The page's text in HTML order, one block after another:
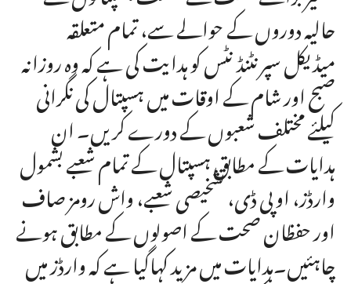
حالیہ دوروں کے حوالے سے، تمام متعلقہ
میڈیکل سپرنٹنڈنٹس کو ہدایت کی ہے کہ وہ روزانہ
صبح اور شام کے اوقات میں ہسپتال کی نگرانی
کیلئے مختلف شعبوں کے دورے کریں۔ ان
ہدایات کے مطابق ہسپتال کے تمام شعبے بشمول
وارڈز، او پی ڈی، تشخیصی شعبے، واش رومز صاف
اور حفظان صحت کے اصولوں کے مطابق ہونے
چاہئیں۔ہدایات میں مزید کہاگیا ہے کہ وارڈز میں